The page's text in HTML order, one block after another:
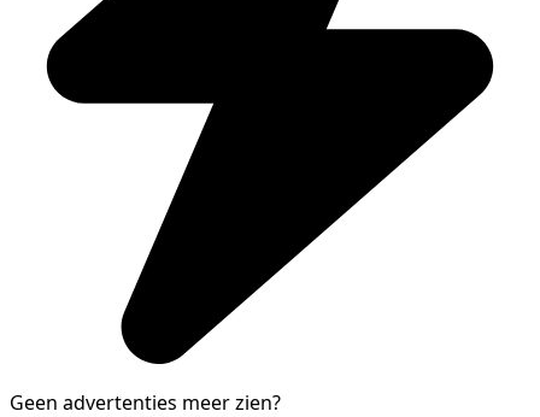
Geen advertenties meer zien?